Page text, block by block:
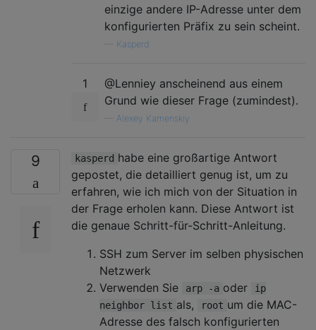
einzige andere IP-Adresse unter dem
konfigurierten Präfix zu sein scheint.
Kasperd
1
@Lenniey anscheinend aus einem
Grund wie dieser Frage (zumindest).
Alexey Kamenskiy
9 kasperd habe eine großartige Antwort
gepostet, die detailliert genug ist, um zu
erfahren, wie ich mich von der Situation in
der Frage erholen kann. Diese Antwort ist
die genaue Schritt-für-Schritt-Anleitung.
SSH zum Server im selben physischen
Netzwerk
Verwenden Sie
arp -a oder
ip
neighbor list als, root um die MAC-
Adresse des falsch konfigurierten